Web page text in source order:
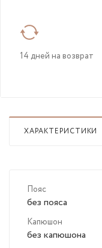
14 дней на возврат
ХАРАКТЕРИСТИКИ
Пояс
без пояса
Капюшон
без капюшона